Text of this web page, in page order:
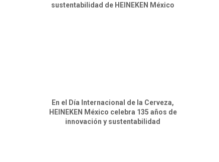
sustentabilidad de HEINEKEN México
En el Día Internacional de la Cerveza,
HEINEKEN México celebra 135 años de
innovación y sustentabilidad